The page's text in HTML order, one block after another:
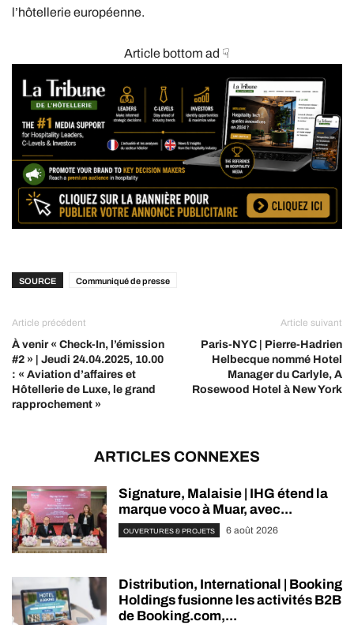
l’hôtellerie européenne.
Article bottom ad ☟
SOURCE Communiqué de presse
Article précédent
À venir « Check-In, l’émission
#2 » | Jeudi 24.04.2025, 10.00
: « Aviation d’affaires et
Hôtellerie de Luxe, le grand
rapprochement »
Article suivant
Paris-NYC | Pierre-Hadrien
Helbecque nommé Hotel
Manager du Carlyle, A
Rosewood Hotel à New York
ARTICLES CONNEXES
Signature, Malaisie | IHG étend la
marque voco à Muar, avec...
OUVERTURES & PROJETS 6 août 2026
Distribution, International | Booking
Holdings fusionne les activités B2B
de Booking.com,...